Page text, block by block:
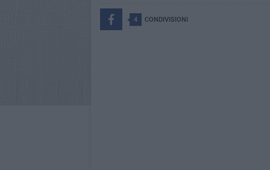
4 CONDIVISIONI